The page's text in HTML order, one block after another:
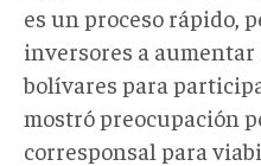
es un proceso rápido,
inversores a
bolívares para
mostró preocupación
corresponsal para